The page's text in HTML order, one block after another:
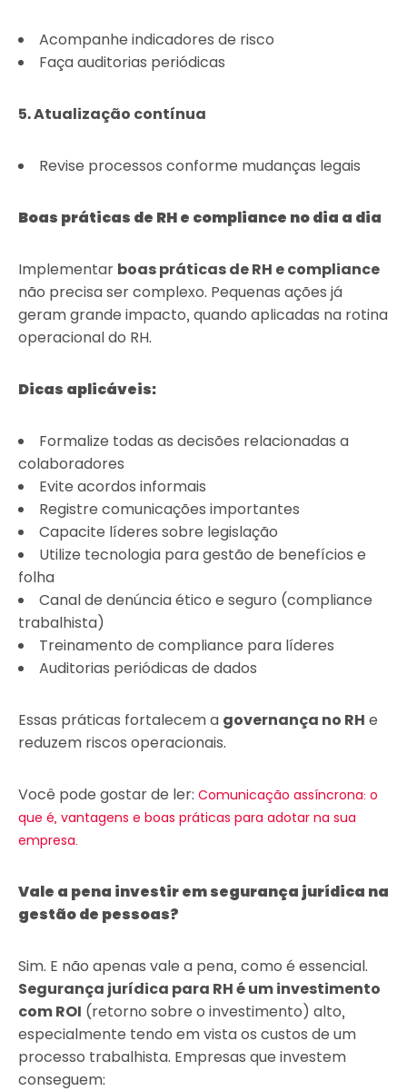
Acompanhe indicadores de risco
Faça auditorias periódicas
5. Atualização contínua
Revise processos conforme mudanças legais
Boas práticas de RH e compliance no dia a dia
Implementar boas práticas de RH e compliance
não precisa ser complexo. Pequenas ações já
geram grande impacto, quando aplicadas na rotina
operacional do RH.
Dicas aplicáveis:
Formalize todas as decisões relacionadas a
colaboradores
Evite acordos informais
Registre comunicações importantes
Capacite líderes sobre legislação
Utilize tecnologia para gestão de benefícios e
folha
Canal de denúncia ético e seguro (compliance
trabalhista)
Treinamento de compliance para líderes
Auditorias periódicas de dados
Essas práticas fortalecem a governança no RH e
reduzem riscos operacionais.
Você pode gostar de ler: Comunicação assíncrona: o
que é, vantagens e boas práticas para adotar na sua
empresa.
Vale a pena investir em segurança jurídica na
gestão de pessoas?
Sim. E não apenas vale a pena, como é essencial.
Segurança jurídica para RH é um investimento
com ROI (retorno sobre o investimento) alto,
especialmente tendo em vista os custos de um
processo trabalhista. Empresas que investem
conseguem: